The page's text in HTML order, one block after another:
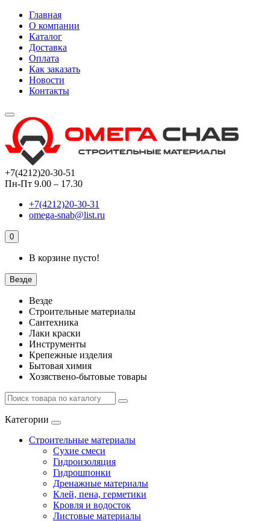
Главная
О компании
Каталог
Доставка
Оплата
Как заказать
Новости
Контакты
+7(4212)20-30-51
Пн-Пт 9.00 – 17.30
+7(4212)20-30-31
omega-snab@list.ru
0
В корзине пусто!
Везде
Везде
Строительные материалы
Сантехника
Лаки краски
Инструменты
Крепежные изделия
Бытовая химия
Хозяствено-бытовые товары
Категории
Строительные материалы
Сухие смеси
Гидроизоляция
Гидрошпонки
Дренажные материалы
Клей, пена, герметики
Кровля и водосток
Листовые материалы